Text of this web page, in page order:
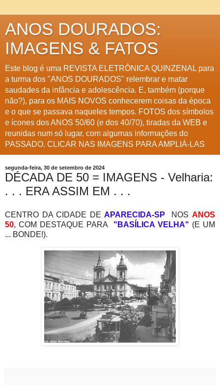
ANOS DOURADOS:
IMAGENS & FATOS
Este blog é uma REVISTA ELETRÔNICA QUINZENAL para
a turma dos "ANOS DOURADOS" relembrar e matar
saudades da infância e adolescência. E, também (porque
não?), para os MAIS NOVOS conhecerem coisas da época
e o que se passava naqueles tempos. FOTOS dos símbolos
e ícones dos ANOS 50/60 (e dos 40/70), tiradas da WEB e
reunidas num só lugar, com algumas informações do
PASSADO. CLICAR NAS IMAGENS PARA AMPLIÁ-LAS
segunda-feira, 30 de setembro de 2024
DÉCADA DE 50 = IMAGENS - Velharia:
. . . ERA ASSIM EM . . .
CENTRO DA CIDADE DEAPARECIDA-SP NOSANOS
50, COM DESTAQUE PARA "BASÍLICA VELHA" (E UM
... BONDE!).